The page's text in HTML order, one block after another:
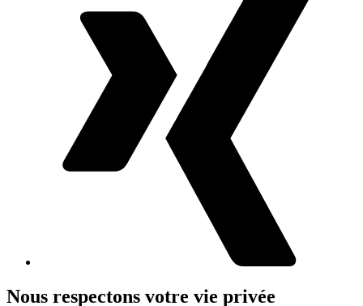
Nous respectons votre vie privée